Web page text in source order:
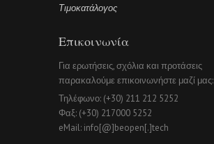
Τιμοκατάλογος
Επικοινωνία
Για ερωτήσεις, σχόλια και προτάσεις
παρακαλούμε επικοινωνήστε μαζί μας:
Τηλέφωνο: (+30) 211 212 5252
Φαξ: (+30) 217000 5252
eMail: info[@]beopen[.]tech